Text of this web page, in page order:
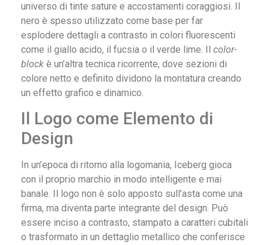
universo di tinte sature e accostamenti coraggiosi. Il
nero è spesso utilizzato come base per far
esplodere dettagli a contrasto in colori fluorescenti
come il giallo acido, il fucsia o il verde lime. Il color-
block è un’altra tecnica ricorrente, dove sezioni di
colore netto e definito dividono la montatura creando
un effetto grafico e dinamico.
Il Logo come Elemento di
Design
In un’epoca di ritorno alla logomania, Iceberg gioca
con il proprio marchio in modo intelligente e mai
banale. Il logo non è solo apposto sull’asta come una
firma, ma diventa parte integrante del design. Può
essere inciso a contrasto, stampato a caratteri cubitali
o trasformato in un dettaglio metallico che conferisce